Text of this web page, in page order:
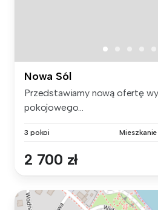
Nowa Sól
Przedstawiamy nową ofertę
pokojowego...
3 pokoi Mieszkanie
2 700 zł